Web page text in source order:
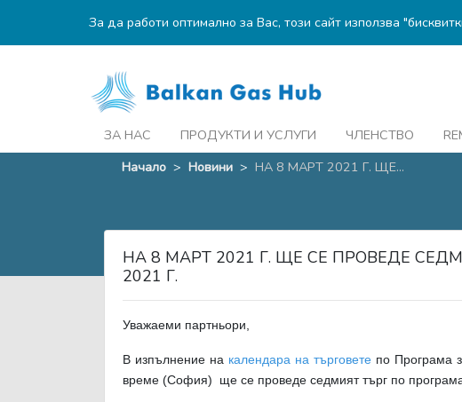
За да работи оптимално за Вас, този сайт използва
ЗА НАС ПРОДУКТИ И УСЛУГИ ЧЛЕНСТВО
Начало > Новини > НА 8 МАРТ 2021 Г. ЩЕ...
НА 8 МАРТ 2021 Г. ЩЕ СЕ ПРОВЕДЕ
2021 Г.
Уважаеми партньори,
В изпълнение на календара на търговетепо Програма
време (София) ще се проведе седмият търг по